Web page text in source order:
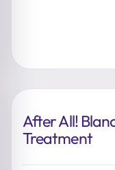
After All!
Treatment